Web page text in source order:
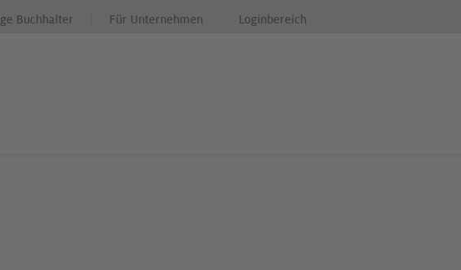
Buchhalter Für Unternehmen Loginbereich